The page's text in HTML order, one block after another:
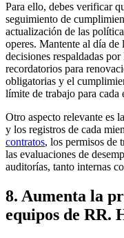
Para ello, debes verificar
seguimiento de
actualización de las
operes. Mantente al día
decisiones respaldadas
recordatorios para
obligatorias y el
límite de trabajo para cada
Otro aspecto relevante es
y los registros de cada
contratos, los permisos de
las evaluaciones de
auditorías, tanto internas
8. Aumenta la
equipos de RR.